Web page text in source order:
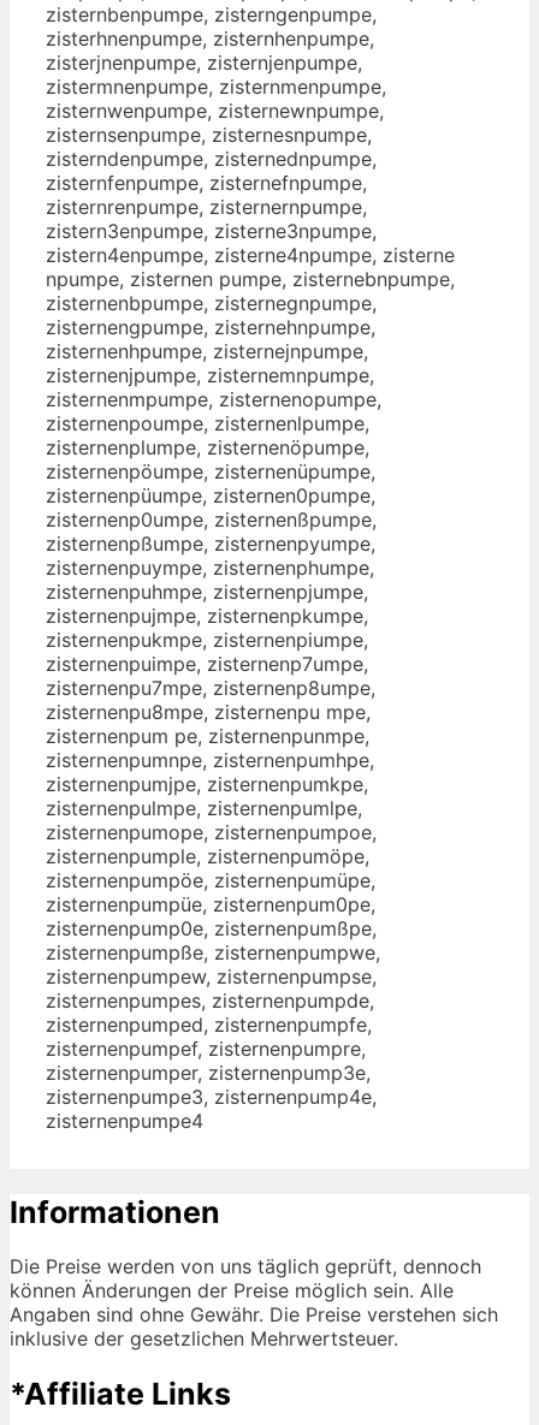
zisternbenpumpe, zisterngenpumpe,
zisterhnenpumpe, zisternhenpumpe,
zisterjnenpumpe, zisternjenpumpe,
zistermnenpumpe, zisternmenpumpe,
zisternwenpumpe, zisternewnpumpe,
zisternsenpumpe, zisternesnpumpe,
zisterndenpumpe, zisternednpumpe,
zisternfenpumpe, zisternefnpumpe,
zisternrenpumpe, zisternernpumpe,
zistern3enpumpe, zisterne3npumpe,
zistern4enpumpe, zisterne4npumpe, zisterne
npumpe, zisternen pumpe, zisternebnpumpe,
zisternenbpumpe, zisternegnpumpe,
zisternengpumpe, zisternehnpumpe,
zisternenhpumpe, zisternejnpumpe,
zisternenjpumpe, zisternemnpumpe,
zisternenmpumpe, zisternenopumpe,
zisternenpoumpe, zisternenlpumpe,
zisternenplumpe, zisternenöpumpe,
zisternenpöumpe, zisternenüpumpe,
zisternenpüumpe, zisternen0pumpe,
zisternenp0umpe, zisternenßpumpe,
zisternenpßumpe, zisternenpyumpe,
zisternenpuympe, zisternenphumpe,
zisternenpuhmpe, zisternenpjumpe,
zisternenpujmpe, zisternenpkumpe,
zisternenpukmpe, zisternenpiumpe,
zisternenpuimpe, zisternenp7umpe,
zisternenpu7mpe, zisternenp8umpe,
zisternenpu8mpe, zisternenpu mpe,
zisternenpum pe, zisternenpunmpe,
zisternenpumnpe, zisternenpumhpe,
zisternenpumjpe, zisternenpumkpe,
zisternenpulmpe, zisternenpumlpe,
zisternenpumope, zisternenpumpoe,
zisternenpumple, zisternenpumöpe,
zisternenpumpöe, zisternenpumüpe,
zisternenpumpüe, zisternenpum0pe,
zisternenpump0e, zisternenpumßpe,
zisternenpumpße, zisternenpumpwe,
zisternenpumpew, zisternenpumpse,
zisternenpumpes, zisternenpumpde,
zisternenpumped, zisternenpumpfe,
zisternenpumpef, zisternenpumpre,
zisternenpumper, zisternenpump3e,
zisternenpumpe3, zisternenpump4e,
zisternenpumpe4
Informationen
Die Preise werden von uns täglich geprüft, dennoch
können Änderungen der Preise möglich sein. Alle
Angaben sind ohne Gewähr. Die Preise verstehen sich
inklusive der gesetzlichen Mehrwertsteuer.
*Affiliate Links